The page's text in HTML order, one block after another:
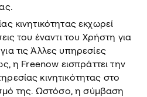
κινητικότητας εκχωρεί
του έναντι του Χρήστη για
τις Άλλες υπηρεσίες
η Freenow εισπράττει την
κινητικότητας στο
της. Ωστόσο, η σύμβαση